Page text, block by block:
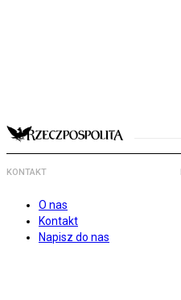
KONTAKT
O nas
Kontakt
Napisz do nas